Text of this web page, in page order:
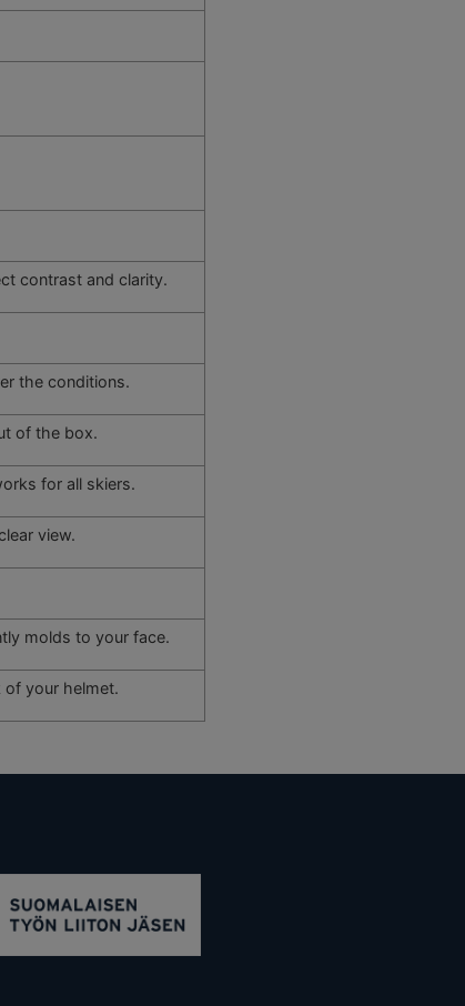
contrast and clarity.
the conditions.
of the box.
for all skiers.
view.
molds to your face.
of your helmet.